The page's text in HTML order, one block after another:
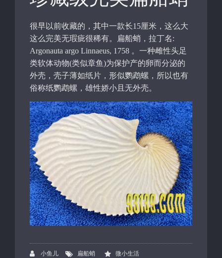
很早以前收藏的，其中一款长15厘米，这么大
这么完美无瑕疵很稀有。扁船蛸，拉丁名:
Argonauta argo Linnaeus, 1758 。一种雌性头足
类软体动物(类似章鱼)为保护产的卵而分泌的
外壳，壳子薄如纸片，形似鹦鹉螺，所以也有
俗称纸鹦鹉螺，雄性娇小且无外壳。
小鱼儿 扁船蛸 微小生活